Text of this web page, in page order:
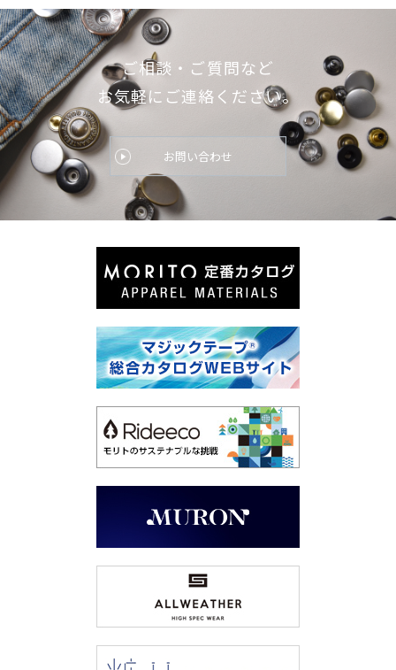
ご相談・ご質問など
お気軽にご連絡ください。
お問い合わせ